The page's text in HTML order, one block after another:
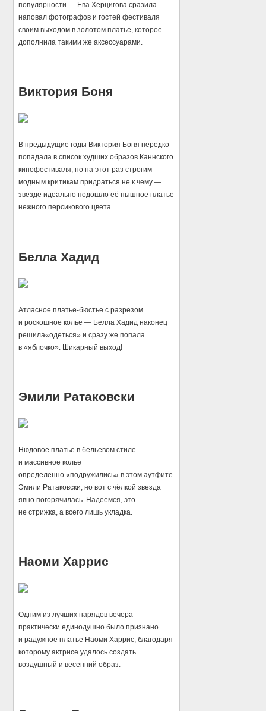
популярности — Ева Херцигова сразила
наповал фотографов и гостей фестиваля
своим выходом в золотом платье, которое
дополнила такими же аксессуарами.
Виктория Боня
В предыдущие годы Виктория Боня нередко
попадала в список худших образов Каннского
кинофестиваля, но на этот раз строгим
модным критикам придраться не к чему —
звезде идеально подошло её пышное платье
нежного персикового цвета.
Белла Хадид
Атласное платье-бюстье с разрезом
и роскошное колье — Белла Хадид наконец
решила«одеться» и сразу же попала
в «яблочко». Шикарный выход!
Эмили Ратаковски
Нюдовое платье в бельевом стиле
и массивное колье
определённо «подружились» в этом аутфите
Эмили Ратаковски, но вот с чёлкой звезда
явно погорячилась. Надеемся, это
не стрижка, а всего лишь укладка.
Наоми Харрис
Одним из лучших нарядов вечера
практически единодушно было признано
и радужное платье Наоми Харрис, благодаря
которому актрисе удалось создать
воздушный и весенний образ.